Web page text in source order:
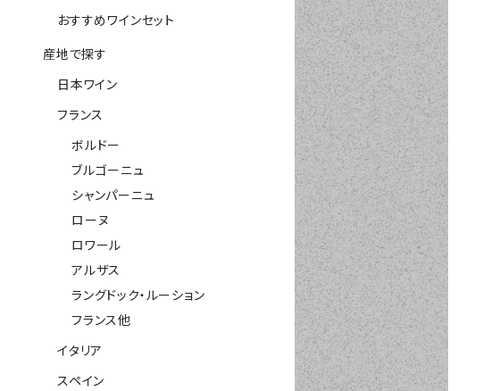
おすすめワインセット
産地で探す
日本ワイン
フランス
ボルドー
ブルゴーニュ
シャンパーニュ
ローヌ
ロワール
アルザス
ラングドック・ルーション
フランス他
イタリア
スペイン